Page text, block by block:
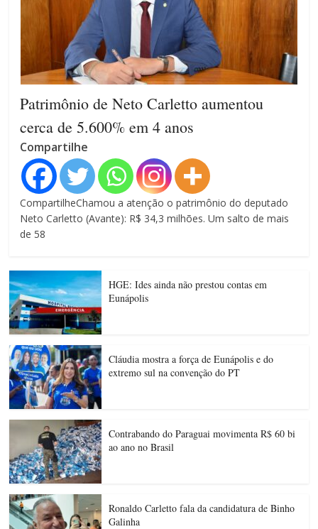
Patrimônio de Neto Carletto aumentou
cerca de 5.600% em 4 anos
Compartilhe
CompartilheChamou a atenção o patrimônio do deputado
Neto Carletto (Avante): R$ 34,3 milhões. Um salto de mais
de 58
HGE: Ides ainda não prestou contas em
Eunápolis
Cláudia mostra a força de Eunápolis e do
extremo sul na convenção do PT
Contrabando do Paraguai movimenta R$ 60 bi
ao ano no Brasil
Ronaldo Carletto fala da candidatura de Binho
Galinha